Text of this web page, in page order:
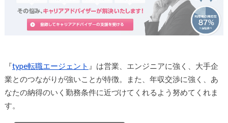
『type転職エージェント 』は営業、エンジニアに強く、大手企
業とのつながりが強いことが特徴。また、年収交渉に強く、あ
なたの納得のいく勤務条件に近づけてくれるよう努めてくれま
す。